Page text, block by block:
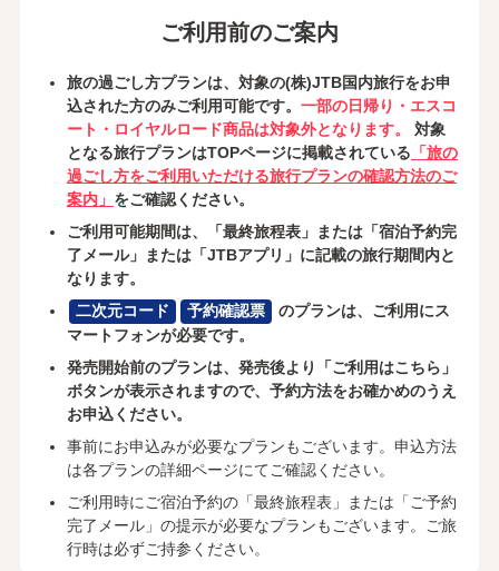
ご利用前のご案内
旅の過ごし方プランは、対象の(株)JTB国内旅行をお申
込された方のみご利用可能です。 一部の日帰り・エスコ
ート・ロイヤルロード商品は対象外となります。
対象
となる旅行プランはTOPページに掲載されている 「旅の
過ごし方をご利用いただける旅行プランの確認方法のご
案内」 をご確認ください。
ご利用可能期間は、「最終旅程表」または「宿泊予約完
了メール」または「JTBアプリ」に記載の旅行期間内と
なります。
二次元コード
予約確認票
のプランは、ご利用にス
マートフォンが必要です。
発売開始前のプランは、発売後より「ご利用はこちら」
ボタンが表示されますので、予約方法をお確かめのうえ
お申込ください。
事前にお申込みが必要なプランもございます。申込方法
は各プランの詳細ページにてご確認ください。
ご利用時にご宿泊予約の「最終旅程表」または「ご予約
完了メール」の提示が必要なプランもございます。ご旅
行時は必ずご持参ください。